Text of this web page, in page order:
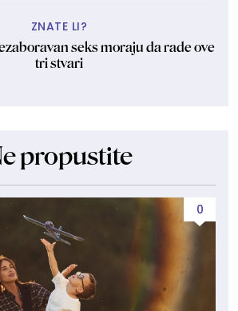
ZNATE LI?
seks moraju da rade ove
tri stvari
propustite
0